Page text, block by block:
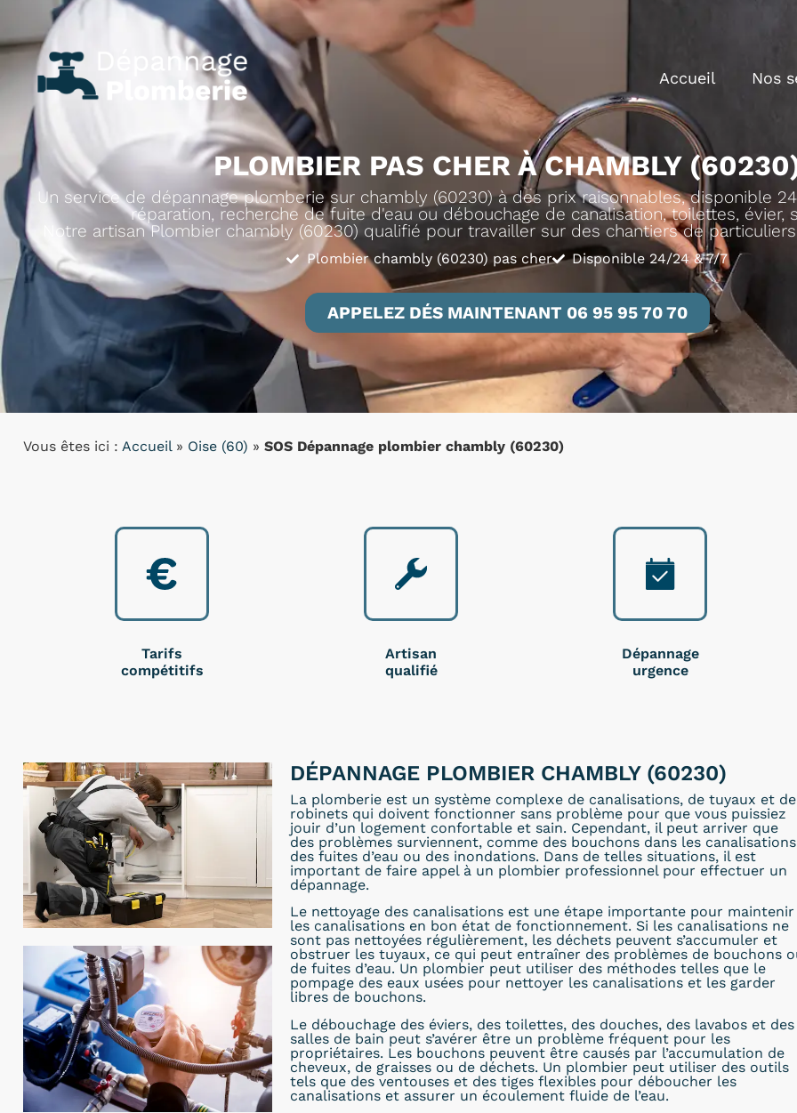
Accueil Nos
PLOMBIER PAS CHER À CHAMBLY
Un service de dépannage plomberie sur chambly (60230) à des prix raisonnables, disponible
réparation, recherche de fuite d'eau ou débouchage de canalisation, toilettes, évier,
Notre artisan Plombier chambly (60230) qualifié pour travailler sur des chantiers de
Plombier chambly (60230) pas cher Disponible 24/24 & 7/7
APPELEZ DÉS MAINTENANT 06 95 95 70 70
Vous êtes ici : Accueil» Oise (60) » SOS Dépannage plombier chambly (60230)
Tarifs
compétitifs
Artisan
qualifié
Dépannage
urgence
DÉPANNAGE PLOMBIER CHAMBLY (60230)
La plomberie est un système complexe de canalisations, de tuyaux et de
robinets qui doivent fonctionner sans problème pour que vous puissiez
jouir d’un logement confortable et sain. Cependant, il peut arriver que
des problèmes surviennent, comme des bouchons dans les
des fuites d’eau ou des inondations. Dans de telles situations, il est
important de faire appel à un plombier professionnel pour effectuer un
dépannage.
Le nettoyage des canalisations est une étape importante pour maintenir
les canalisations en bon état de fonctionnement. Si les canalisations ne
sont pas nettoyées régulièrement, les déchets peuvent s’accumuler et
obstruer les tuyaux, ce qui peut entraîner des problèmes de bouchons
de fuites d’eau. Un plombier peut utiliser des méthodes telles que le
pompage des eaux usées pour nettoyer les canalisations et les garder
libres de bouchons.
Le débouchage des éviers, des toilettes, des douches, des lavabos et des
salles de bain peut s’avérer être un problème fréquent pour les
propriétaires. Les bouchons peuvent être causés par l’accumulation de
cheveux, de graisses ou de déchets. Un plombier peut utiliser des outils
tels que des ventouses et des tiges flexibles pour déboucher les
canalisations et assurer un écoulement fluide de l’eau.